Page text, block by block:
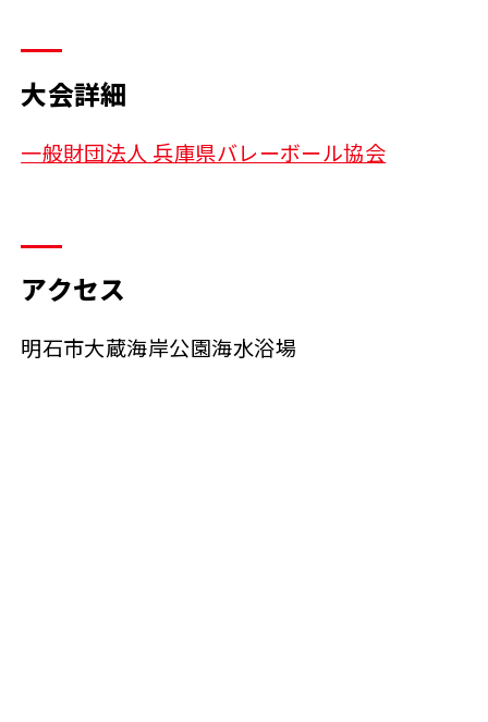
大会詳細
一般財団法人 兵庫県バレーボール協会
アクセス
明石市大蔵海岸公園海水浴場